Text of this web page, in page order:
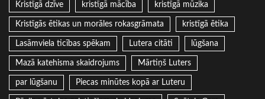
Kristīgā dzīve kristīgā mācība kristīgā mūzika
Kristīgās ētikas un morāles rokasgrāmata kristīgā ētika
Lasāmviela ticības spēkam Lutera citāti lūgšana
Mazā katehisma skaidrojums Mārtiņš Luters
par lūgšanu Piecas minūtes kopā ar Luteru